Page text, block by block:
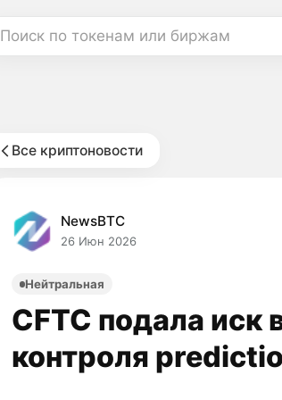
Поиск по токенам или биржам
Все криптоновости
NewsBTC
26 Июн 2026
Нейтральная
CFTC подала иск
контроля